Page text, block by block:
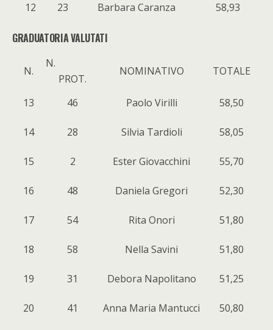
12 23 Barbara Caranza 58,93
GRADUATORIA VALUTATI
N.
N.
PROT.
NOMINATIVO TOTALE
13 46 Paolo Virilli 58,50
14 28 Silvia Tardioli 58,05
15 2 Ester Giovacchini 55,70
16 48 Daniela Gregori 52,30
17 54 Rita Onori 51,80
18 58 Nella Savini 51,80
19 31 Debora Napolitano 51,25
20 41 Anna Maria Mantucci 50,80